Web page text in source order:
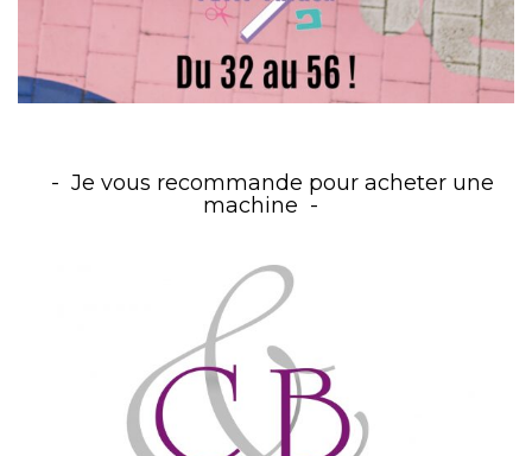
Je vous recommande pour acheter une
machine